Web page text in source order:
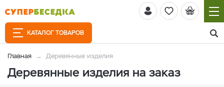
КАТАЛОГ ТОВАРОВ
Главная Деревянные изделия
Деревянные изделия на заказ